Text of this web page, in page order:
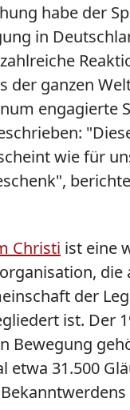
habe der
in
der ganzen
engagierte
wie für
Christi ist eine
die
der
ist. Der
Bewegung
etwa 31.500